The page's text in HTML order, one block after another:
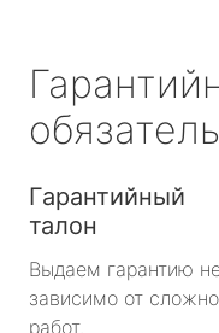
Гарантийный
талон
Выдаем гарантию
зависимо от
работ.